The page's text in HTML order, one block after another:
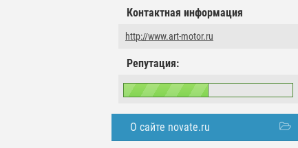
Контактная информация
http://www.art-motor.ru
Репутация:
О сайте novate.ru